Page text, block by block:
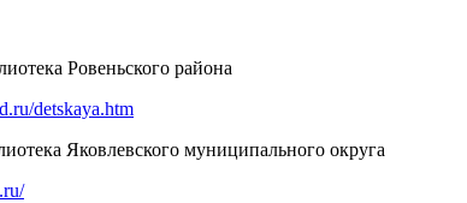
Ровеньского района
detskaya.htm
Яковлевского муниципального округа